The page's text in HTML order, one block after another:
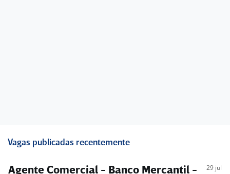
Vagas publicadas recentemente
Agente Comercial - Banco Mercantil -
29 jul